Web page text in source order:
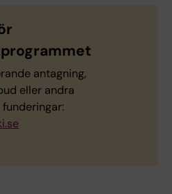
antagning,
eller andra